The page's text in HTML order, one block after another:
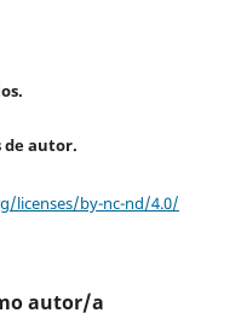
de autor.
licenses/by-nc-nd/4.0/
autor/a